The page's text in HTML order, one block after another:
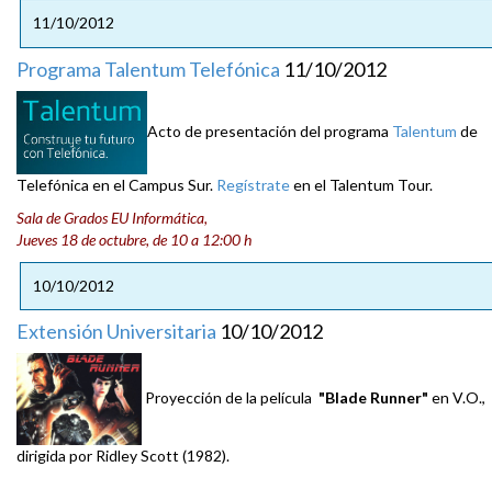
11/10/2012
Programa Talentum Telefónica 11/10/2012
Acto de presentación del programa Talentum de
Telefónica en el Campus Sur. Regístrateen el Talentum Tour.
Sala de Grados EU Informática,
Jueves 18 de octubre, de 10 a 12:00 h
10/10/2012
Extensión Universitaria 10/10/2012
Proyección de la película "Blade Runner" en V.O.,
dirigida por Ridley Scott (1982).